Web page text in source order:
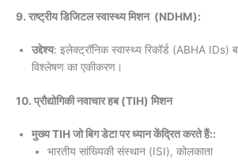
9. राष्ट्रीय डिजिटल स्वास्थ्य मिशन (NDHM):
उद्देश्य: इलेक्ट्रॉनिक स्वास्थ्य रिकॉर्ड (ABHA IDs)
विश्लेषण का एकीकरण।
10. प्रौद्योगिकी नवाचार हब (TIH) मिशन
मुख्य TIH जो बिग डेटा पर ध्यान केंद्रित करते हैं::
भारतीय सांख्यिकी संस्थान (ISI), कोलकाता